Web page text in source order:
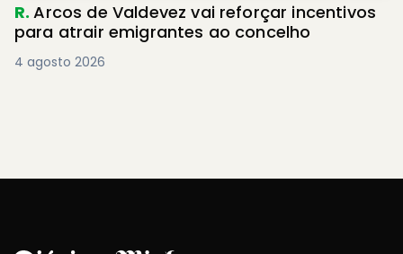
R.Arcos de Valdevez vai reforçar incentivos
para atrair emigrantes ao concelho
4 agosto 2026